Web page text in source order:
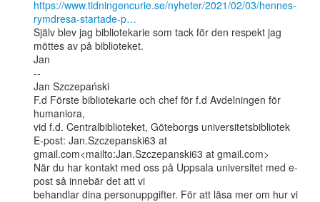
https://www.tidningencurie.se/nyheter/2021/02/03/hennes-
rymdresa-startade-p…
Själv blev jag bibliotekarie som tack för den respekt jag
möttes av på biblioteket.
Jan
--
Jan Szczepański
F.d Förste bibliotekarie och chef för f.d Avdelningen för
humaniora,
vid f.d. Centralbiblioteket, Göteborgs universitetsbibliotek
E-post: Jan.Szczepanski63 at
gmail.com<mailto:Jan.Szczepanski63 at gmail.com>
När du har kontakt med oss på Uppsala universitet med e-
post så innebär det att vi
behandlar dina personuppgifter. För att läsa mer om hur vi